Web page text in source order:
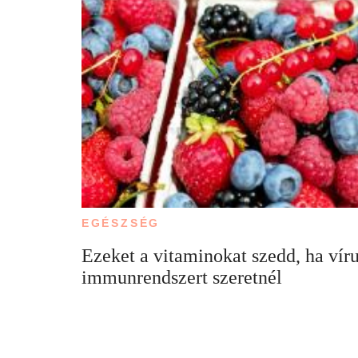
EGÉSZSÉG
Ezeket a vitaminokat szedd, ha
immunrendszert szeretnél